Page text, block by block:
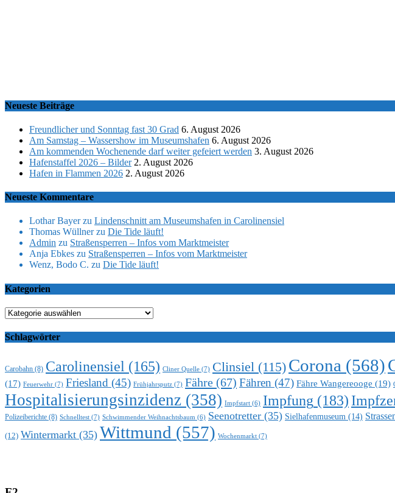
Neueste Beiträge
Freundlicher und Sonntag fast 30 Grad 6. August 2026
Am Samstag – Wassershow im Museumshafen 6. August 2026
Am kommenden Wochenende darf weiter gefeiert werden 3. August 2026
Hafenstaffel 2026 – Bilder 2. August 2026
Hafen in Flammen 2026 2. August 2026
Neueste Kommentare
Lothar Bayerzu Lindenschnitt am Museumshafen in Carolinensiel
Thomas Wüllnerzu Die Tide läuft!
Admin zu Straßensperren – Infos vom Marktmeister
Anja Ebkes zu Straßensperren – Infos vom Marktmeister
Wenz, Bodo C. zu Die Tide läuft!
Kategorien
Kategorien
Schlagwörter
Carobahn (8) Carolinensiel (165) Cliner Quelle (7) Clinsiel (115) Corona (568)
(17) Feuerwehr (7) Friesland (45) Frühjahrsputz (7) Fähre (67) Fähren (47) Fähre Wangereooge (19)
Hospitalisierungsinzidenz (358) Impfstart (6) Impfung (183)
Polizeiberichte (8) Schnelltest (7) Schwimmender Weihnachtsbaum (6) Seenotretter (35) Sielhafenmuseum (14)
(12) Wintermarkt (35) Wittmund (557) Wochenmarkt (7)